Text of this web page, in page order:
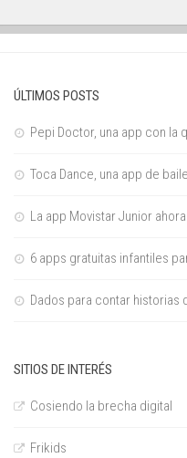
ÚLTIMOS POSTS
Pepi Doctor, una app con la
Toca Dance, una app de
La app Movistar Junior
6 apps gratuitas infantiles
Dados para contar historias
SITIOS DE INTERÉS
Cosiendo la brecha digital
Frikids